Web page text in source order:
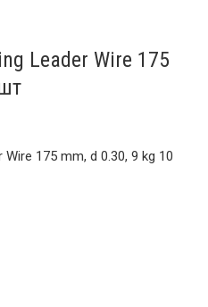
Leader Wire 175
175 mm, d 0.30, 9 kg 10